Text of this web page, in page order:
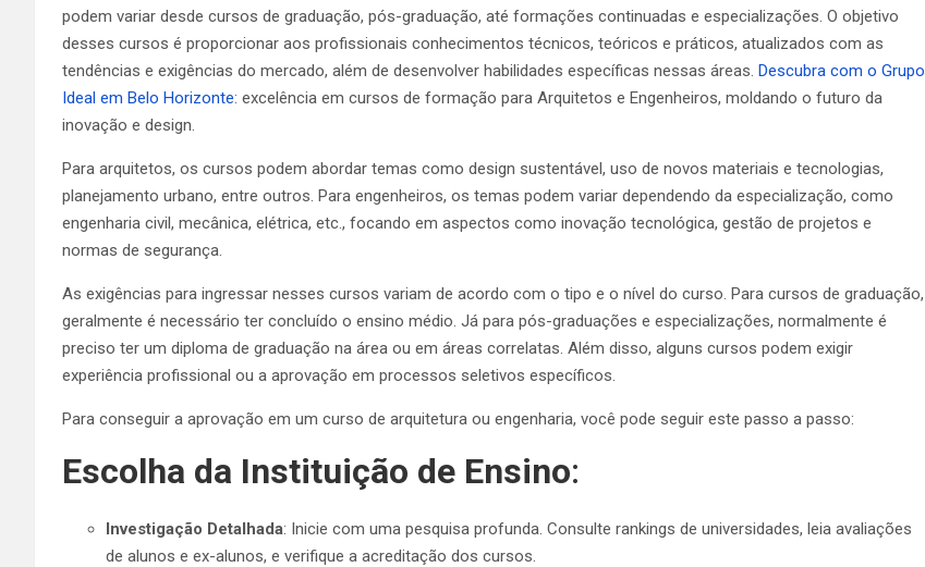
podem variar desde cursos de graduação, pós-graduação, até formações continuadas e especializações. O objetivo
desses cursos é proporcionar aos profissionais conhecimentos técnicos, teóricos e práticos, atualizados com as
tendências e exigências do mercado, além de desenvolver habilidades específicas nessas áreas. Descubra com o Grupo
Ideal em Belo Horizonte: excelência em cursos de formação para Arquitetos e Engenheiros, moldando o futuro da
inovação e design.
Para arquitetos, os cursos podem abordar temas como design sustentável, uso de novos materiais e tecnologias,
planejamento urbano, entre outros. Para engenheiros, os temas podem variar dependendo da especialização, como
engenharia civil, mecânica, elétrica, etc., focando em aspectos como inovação tecnológica, gestão de projetos e
normas de segurança.
As exigências para ingressar nesses cursos variam de acordo com o tipo e o nível do curso. Para cursos de graduação,
geralmente é necessário ter concluído o ensino médio. Já para pós-graduações e especializações, normalmente é
preciso ter um diploma de graduação na área ou em áreas correlatas. Além disso, alguns cursos podem exigir
experiência profissional ou a aprovação em processos seletivos específicos.
Para conseguir a aprovação em um curso de arquitetura ou engenharia, você pode seguir este passo a passo:
Escolha da Instituição de Ensino:
Investigação Detalhada: Inicie com uma pesquisa profunda. Consulte rankings de universidades, leia avaliações
de alunos e ex-alunos, e verifique a acreditação dos cursos.